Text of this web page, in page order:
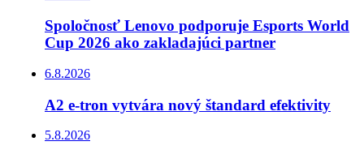
Spoločnosť Lenovo podporuje Esports World
Cup 2026 ako zakladajúci partner
6.8.2026
A2 e-tron vytvára nový štandard efektivity
5.8.2026